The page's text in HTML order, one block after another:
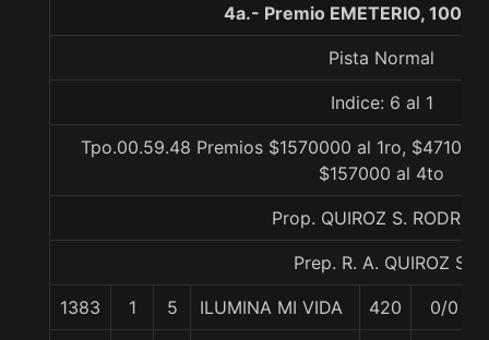
4a.- Premio EMETERIO, 1000
Pista Normal
Indice: 6 al 1
Tpo.00.59.48 Premios $1570000 al 1ro,
$157000 al 4to
Prop. QUIROZ S.
Prep. R. A. QUIROZ S.
1383 1 5 ILUMINA MI VIDA 420 0/0